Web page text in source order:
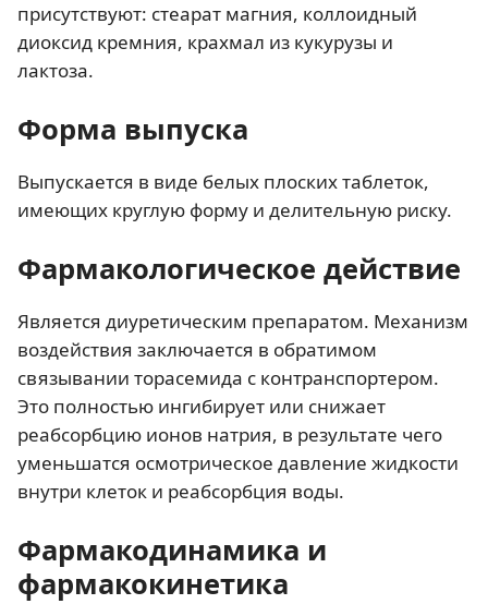
присутствуют: стеарат магния, коллоидный
диоксид кремния, крахмал из кукурузы и
лактоза.
Форма выпуска
Выпускается в виде белых плоских таблеток,
имеющих круглую форму и делительную риску.
Фармакологическое действие
Является диуретическим препаратом. Механизм
воздействия заключается в обратимом
связывании торасемида с контранспортером.
Это полностью ингибирует или снижает
реабсорбцию ионов натрия, в результате чего
уменьшатся осмотрическое давление жидкости
внутри клеток и реабсорбция воды.
Фармакодинамика и
фармакокинетика